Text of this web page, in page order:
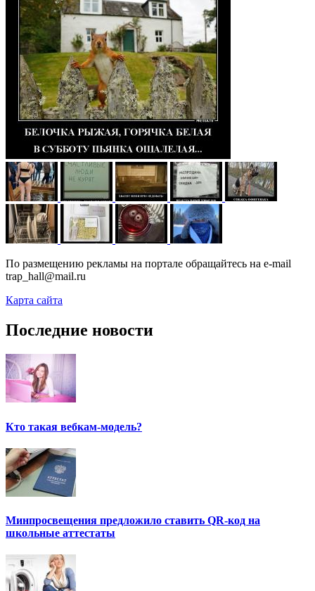
По размещению рекламы на портале обращайтесь на e-mail
trap_hall@mail.ru
Карта сайта
Последние новости
Кто такая вебкам-модель?
Минпросвещения предложило ставить QR-код на
школьные аттестаты